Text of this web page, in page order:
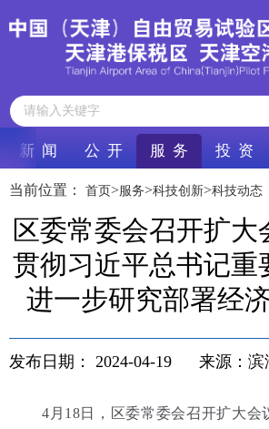
新 闻 公 开 服 务 投 资
当前位置： 首页>服务>科技创新>科技动态
区委常委会召开扩大
贯彻习近平总书记重
进一步研究部署经
发布日期： 2024-04-19 来源：滨
4月18日，区委常委会召开扩大会